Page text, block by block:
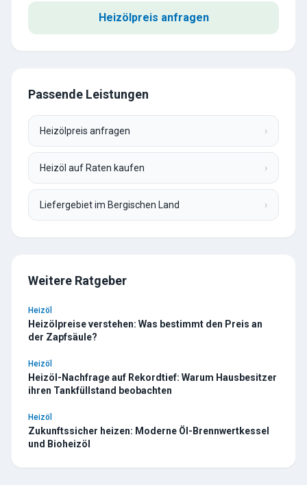
Heizölpreis anfragen
Passende Leistungen
Heizölpreis anfragen ›
Heizöl auf Raten kaufen ›
Liefergebiet im Bergischen Land ›
Weitere Ratgeber
Heizöl
Heizölpreise verstehen: Was bestimmt den Preis an
der Zapfsäule?
Heizöl
Heizöl-Nachfrage auf Rekordtief: Warum Hausbesitzer
ihren Tankfüllstand beobachten
Heizöl
Zukunftssicher heizen: Moderne Öl-Brennwertkessel
und Bioheizöl